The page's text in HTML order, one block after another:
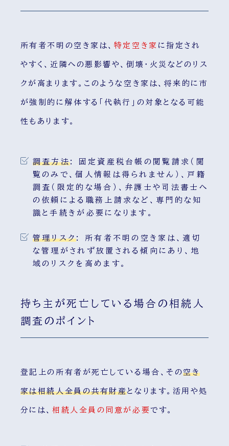
所有者不明の空き家は、 特定空き家 に指定され
やすく、近隣への悪影響や、倒壊・火災などのリス
クが高まります。このような空き家は、将来的に市
が強制的に解体する「代執行」の対象となる可能
性もあります。
調査方法:
固定資産税台帳の閲覧請求（閲
覧のみで、個人情報は得られません）、戸籍
調査（限定的な場合）、弁護士や司法書士へ
の依頼による職務上請求など、専門的な知
識と手続きが必要になります。
管理リスク:
所有者不明の空き家は、適切
な管理がされず放置される傾向にあり、地
域のリスクを高めます。
持ち主が死亡している場合の相続人
調査のポイント
登記上の所有者が死亡している場合、その空き
家は相続人全員の共有財産となります。活用や処
分には、相続人全員の同意が必要です。